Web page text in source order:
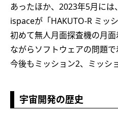
あったほか、2023年5月には
ispaceが「HAKUTO-R ミッ
初めて無人月面探査機の月
ながらソフトウェアの問題
今後もミッション2、ミッシ
宇宙開発の歴史